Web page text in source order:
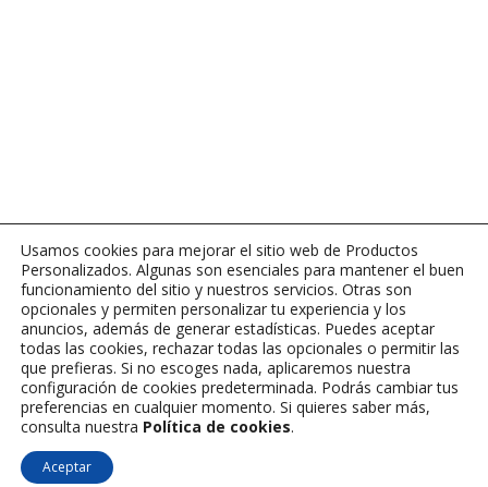
Usamos cookies para mejorar el sitio web de Productos
Personalizados. Algunas son esenciales para mantener el buen
funcionamiento del sitio y nuestros servicios. Otras son
opcionales y permiten personalizar tu experiencia y los
anuncios, además de generar estadísticas. Puedes aceptar
todas las cookies, rechazar todas las opcionales o permitir las
que prefieras. Si no escoges nada, aplicaremos nuestra
configuración de cookies predeterminada. Podrás cambiar tus
preferencias en cualquier momento. Si quieres saber más,
consulta nuestra Política de cookies.
Aceptar
{"status": false, "message": "¡Nonce no válido! Actualiza tu página e